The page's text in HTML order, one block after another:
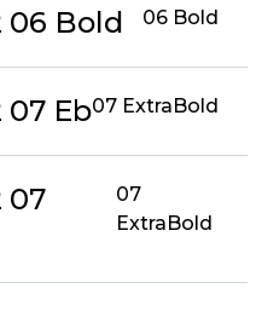
06 Bold 06 Bold
07 Eb07 ExtraBold
07
07
ExtraBold